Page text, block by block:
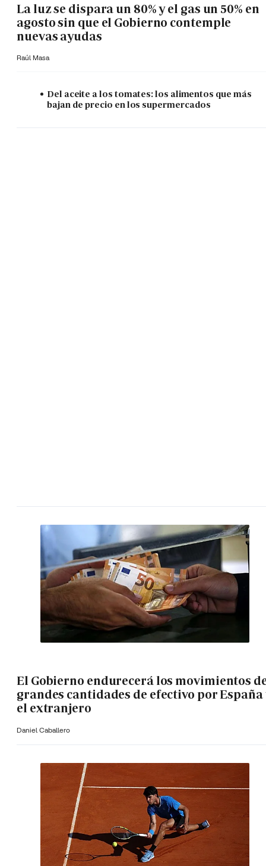
La luz se dispara un 80% y el gas un 50% en
agosto sin que el Gobierno contemple
nuevas ayudas
Raúl Masa
Del aceite a los tomates: los alimentos que más
bajan de precio en los supermercados
El Gobierno endurecerá los movimientos
grandes cantidades de efectivo por España
el extranjero
Daniel Caballero